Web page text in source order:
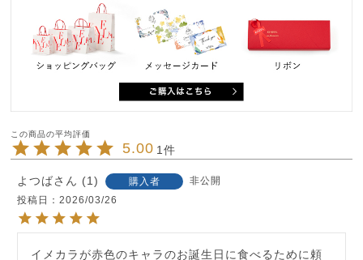
5.00 1
よつば 1 購入者
非公開
投稿日
2026/03/26
イメカラが赤色のキャラのお誕生日に食べるために頼